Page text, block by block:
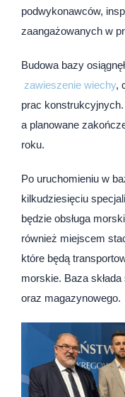
podwykonawców,
zaangażowanych w
Budowa bazy
zawieszenie wiechy,
prac
a planowane
roku.
Po uruchomieniu w
kilkudziesięciu
będzie obsługa
również miejscem
które będą
morskie. Baza
oraz magazynowego.